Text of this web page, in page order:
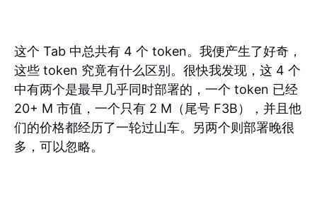
这个 Tab 中总共有 4 个 token。我便产生了好奇，
这些 token 究竟有什么区别。很快我发现，这 4 个
中有两个是最早几乎同时部署的，一个 token 已经
20+ M 市值，一个只有 2 M（尾号 F3B），并且他
们的价格都经历了一轮过山车。另两个则部署晚很
多，可以忽略。